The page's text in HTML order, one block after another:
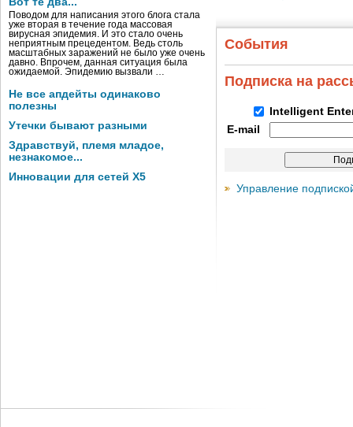
Поводом для написания этого блога стала
уже вторая в течение года массовая
вирусная эпидемия. И это стало очень
неприятным прецедентом. Ведь столь
масштабных заражений не было уже очень
давно. Впрочем, данная ситуация была
ожидаемой. Эпидемию вызвали …
Не все апдейты одинаково
полезны
Утечки бывают разными
Здравствуй, племя младое,
незнакомое...
Инновации для сетей X5
События
Подписка на
Intelligent
E-mail
Управление